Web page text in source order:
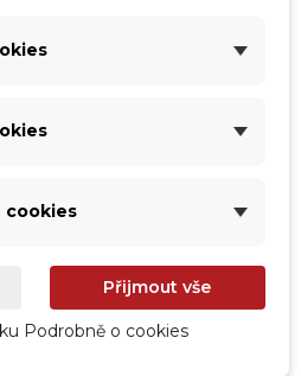
cookies
Přijmout vše
Podrobně o cookies